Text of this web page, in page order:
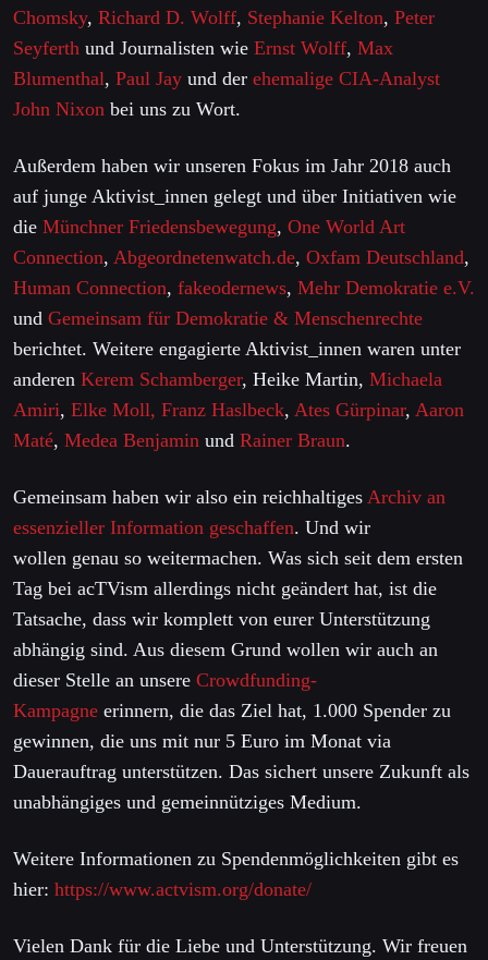
Chomsky, Richard D. Wolff, Stephanie Kelton, Peter
Seyferth und Journalisten wie Ernst Wolff, Max
Blumenthal, Paul Jay und der ehemalige CIA-Analyst
John Nixon bei uns zu Wort.
Außerdem haben wir unseren Fokus im Jahr 2018 auch
auf junge Aktivist_innen gelegt und über Initiativen wie
die Münchner Friedensbewegung, One World Art
Connection, Abgeordnetenwatch.de, Oxfam Deutschland,
Human Connection, fakeodernews, Mehr Demokratie e.V.
und Gemeinsam für Demokratie & Menschenrechte
berichtet. Weitere engagierte Aktivist_innen waren unter
anderen Kerem Schamberger, Heike Martin, Michaela
Amiri, Elke Moll, Franz Haslbeck, Ates Gürpinar, Aaron
Maté, Medea Benjamin und Rainer Braun.
Gemeinsam haben wir also ein reichhaltiges Archiv an
essenzieller Information geschaffen. Und wir
wollen genau so weitermachen. Was sich seit dem ersten
Tag bei acTVism allerdings nicht geändert hat, ist die
Tatsache, dass wir komplett von eurer Unterstützung
abhängig sind. Aus diesem Grund wollen wir auch an
dieser Stelle an unsere Crowdfunding-
Kampagne erinnern, die das Ziel hat, 1.000 Spender zu
gewinnen, die uns mit nur 5 Euro im Monat via
Dauerauftrag unterstützen. Das sichert unsere Zukunft als
unabhängiges und gemeinnütziges Medium.
Weitere Informationen zu Spendenmöglichkeiten gibt es
hier: https://www.actvism.org/donate/
Vielen Dank für die Liebe und Unterstützung. Wir freuen